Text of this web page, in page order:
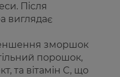
Після
виглядає
зморшок
порошок,
та вітамін C, що